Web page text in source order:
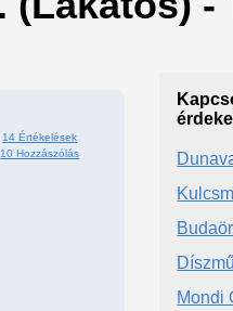
14 Értékelések
10 Hozzászólás
Mondi